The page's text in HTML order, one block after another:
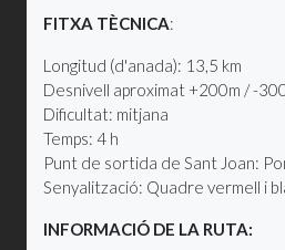
FITXA TÈCNICA:
Longitud (d'anada): 13,5 km
Desnivell aproximat +200m / -
Dificultat: mitjana
Temps: 4 h
Punt de sortida de Sant Joan:
Senyalització: Quadre vermell i
INFORMACIÓ DE LA RUTA: